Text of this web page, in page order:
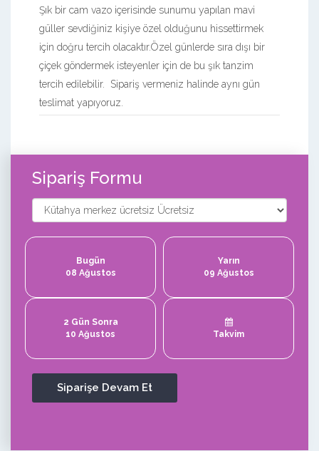
Şık bir cam vazo içerisinde sunumu yapılan mavi
güller sevdiğiniz kişiye özel olduğunu hissettirmek
için doğru tercih olacaktır.Özel günlerde sıra dışı bir
çiçek göndermek isteyenler için de bu şık tanzim
tercih edilebilir. Sipariş vermeniz halinde aynı gün
teslimat yapıyoruz.
Sipariş Formu
Bugün
08 Ağustos
Yarın
09 Ağustos
2 Gün Sonra
10 Ağustos
Takvim